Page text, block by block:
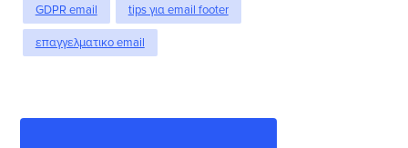
GDPR email tips για email footer
επαγγελματικο email